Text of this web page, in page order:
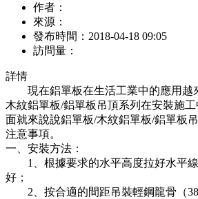
作者：
來源：
發布時間： 2018-04-18 09:05
訪問量：
詳情
現在鋁單板在生活工業中的應用越
木紋鋁單板/鋁單板吊頂系列在安裝施
面就來說說鋁單板/木紋鋁單板/鋁單板
注意事項。
一、安裝方法：
1、根據要求的水平高度拉好水平線
好；
2、按合適的間距吊裝輕鋼龍骨（38